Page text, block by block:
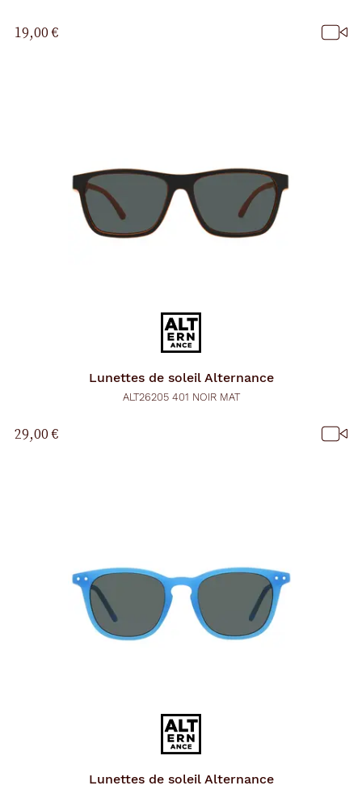
19,00 €
Lunettes de soleil Alternance
ALT26205 401 NOIR MAT
29,00 €
Lunettes de soleil Alternance